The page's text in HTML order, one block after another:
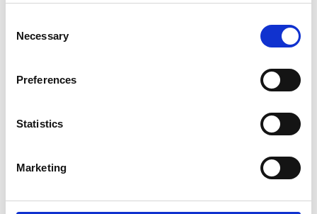
Selection
Necessary
Preferences
Statistics
Marketing
Περιγραφή
LUANVI Product code: 25827/ Technical Tshirt
Τεχνικό tshirt σε multifilament εξαιρετικά